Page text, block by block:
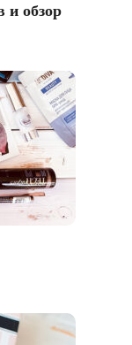
и обзор